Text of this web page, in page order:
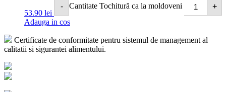
53.90 lei
- Cantitate Tochitură ca la moldoveni
+
Adauga in cos
Certificate de conformitate pentru sistemul de management al
calitatii si sigurantei alimentului.